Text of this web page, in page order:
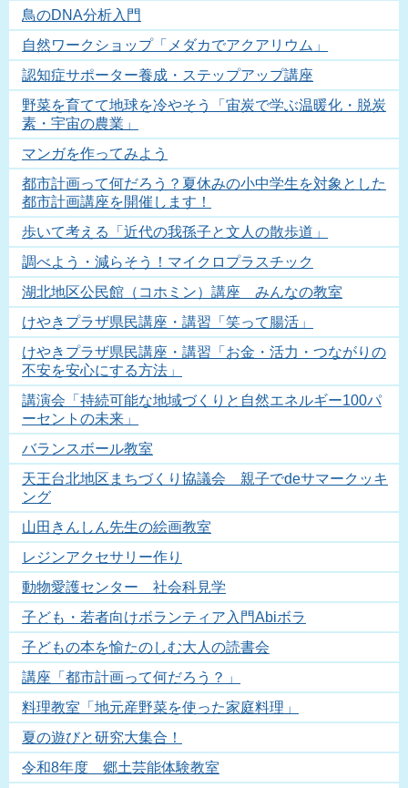
鳥のDNA分析入門
自然ワークショップ「メダカでアクアリウム」
認知症サポーター養成・ステップアップ講座
野菜を育てて地球を冷やそう「宙炭で学ぶ温暖化・脱炭
素・宇宙の農業」
マンガを作ってみよう
都市計画って何だろう？夏休みの小中学生を対象とした
都市計画講座を開催します！
歩いて考える「近代の我孫子と文人の散歩道」
調べよう・減らそう！マイクロプラスチック
湖北地区公民館（コホミン）講座 みんなの教室
けやきプラザ県民講座・講習「笑って腸活」
けやきプラザ県民講座・講習「お金・活力・つながりの
不安を安心にする方法」
講演会「持続可能な地域づくりと自然エネルギー100パ
ーセントの未来」
バランスボール教室
天王台北地区まちづくり協議会 親子でdeサマークッキ
ング
山田きんしん先生の絵画教室
レジンアクセサリー作り
動物愛護センター 社会科見学
子ども・若者向けボランティア入門Abiボラ
子どもの本を愉たのしむ大人の読書会
講座「都市計画って何だろう？」
料理教室「地元産野菜を使った家庭料理」
夏の遊びと研究大集合！
令和8年度 郷土芸能体験教室